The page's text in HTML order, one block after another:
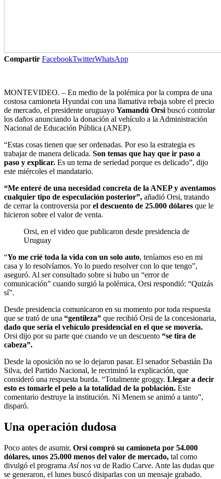
Compartir FacebookTwitterWhatsApp
MONTEVIDEO. – En medio de la polémica por la compra de una
costosa camioneta Hyundai con una llamativa rebaja sobre el precio
de mercado, el presidente uruguayo Yamandú Orsi buscó controlar
los daños anunciando la donación al vehículo a la Administración
Nacional de Educación Pública (ANEP).
“Estas cosas tienen que ser ordenadas. Por eso la estrategia es
trabajar de manera delicada. Son temas que hay que ir paso a
paso y explicar. Es un tema de seriedad porque es delicado”, dijo
este miércoles el mandatario.
“Me enteré de una necesidad concreta de la ANEP y aventamos
cualquier tipo de especulación posterior”, añadió Orsi, tratando
de cerrar la controversia porel descuento de 25.000 dólares que le
hicieron sobre el valor de venta.
Orsi, en el video que publicaron desde presidencia de
Uruguay
“Yo me crié toda la vida con un solo auto, teníamos eso en mi
casa y lo resolvíamos. Yo lo puedo resolver con lo que tengo”,
aseguró. Al ser consultado sobre si hubo un “error de
comunicación” cuando surgió la polémica, Orsi respondió: “Quizás
sí”.
Desde presidencia comunicaron en su momento por toda respuesta
que se trató de una “gentileza” que recibió Orsi de la concesionaria,
dado que sería el vehículo presidencial en el que se movería.
Orsi dijo por su parte que cuando ve un descuento “se tira de
cabeza”.
Desde la oposición no se lo dejaron pasar. El senador Sebastián Da
Silva, del Partido Nacional, le recriminó la explicación, que
consideró una respuesta burda. “Totalmente groggy. Llegar a decir
esto es tomarle el pelo a la totalidad de la población. Este
comentario destruye la institución. Ni Menem se animó a tanto”,
disparó.
Una operación dudosa
Poco antes de asumir, Orsi compró su camioneta por 54.000
dólares, unos 25.000 menos del valor de mercado, tal como
divulgó el programa Así nos va de Radio Carve. Ante las dudas que
se generaron, el lunes buscó disiparlas con un mensaje grabado.